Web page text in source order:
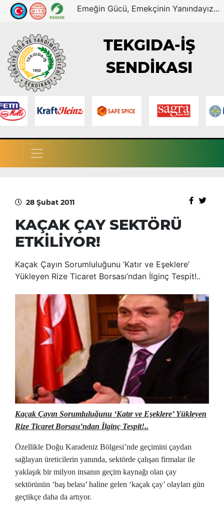
Emeğin Gücü, Emekçinin Yanındayız...
TEKGIDA-İŞ
SENDİKASI
28 Şubat 2011
KAÇAK ÇAY SEKTÖRÜ
ETKİLİYOR!
Kaçak Çayın Sorumluluğunu ‘Katır ve Eşeklere’
Yükleyen Rize Ticaret Borsası’ndan İlginç Tespit!..
Kaçak Çayın Sorumluluğunu ‘Katır ve Eşeklere’ Yükleyen
Rize Ticaret Borsası’ndan İlginç Tespit!..
Özellikle Doğu Karadeniz Bölgesi’nde geçimini çaydan
sağlayan üreticilerin yanında, sektörde çalışan firmalar ile
yaklaşık bir milyon insanın geçim kaynağı olan çay
sektörünün ‘baş belası’ haline gelen ‘kaçak çay’ olayları gün
geçtikçe daha da artıyor.